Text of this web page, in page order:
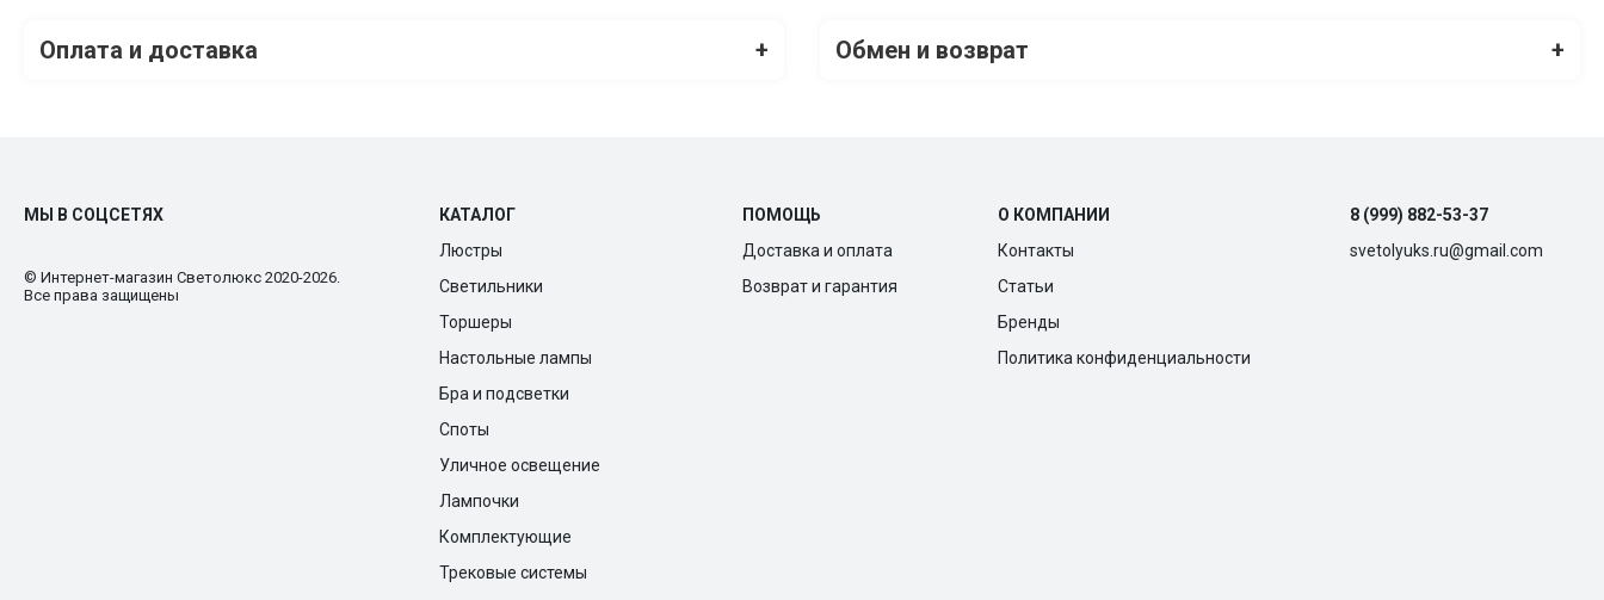
Оплата и доставка + Обмен и возврат +
МЫ В СОЦСЕТЯХ
© Интернет-магазин Cветолюкс 2020-2026.
Все права защищены
КАТАЛОГ
Люстры
Светильники
Торшеры
Настольные лампы
Бра и подсветки
Споты
Уличное освещение
Лампочки
Комплектующие
Трековые системы
ПОМОЩЬ
Доставка и оплата
Возврат и гарантия
О КОМПАНИИ
Контакты
Статьи
Бренды
Политика конфиденциальности
8 (999) 882-53-37
svetolyuks.ru@gmail.com